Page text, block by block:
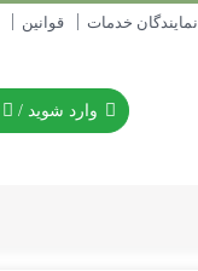
نمایندگان خدمات قوانین
وارد شوید /